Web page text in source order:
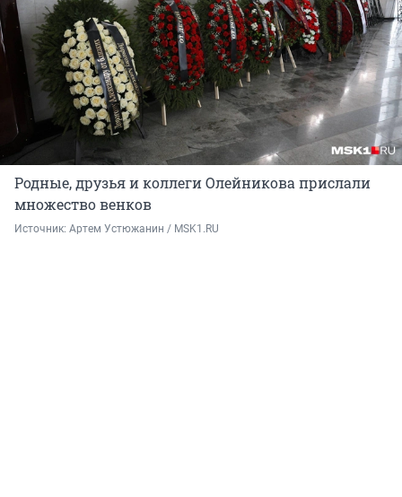
Родные, друзья и коллеги Олейникова прислали
множество венков
Источник: Артем Устюжанин / MSK1.RU